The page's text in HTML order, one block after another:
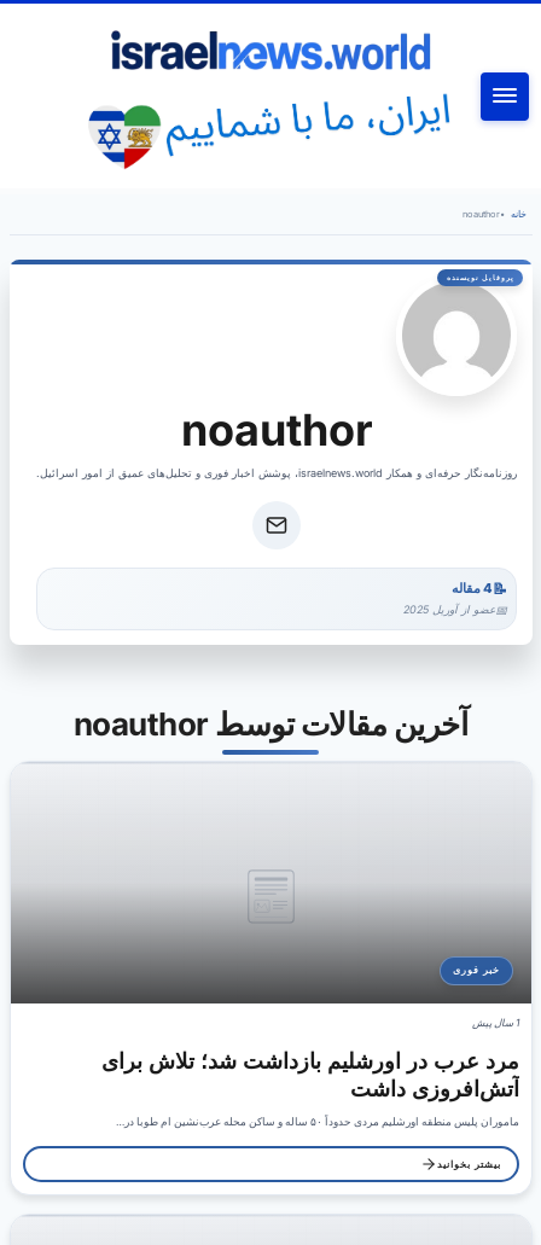
خانه •
noauthor
noauthor
روزنامه‌نگار حرفه‌ای و همکار israelnews.world، پوشش اخبار فوری و تحلیل‌های عمیق از امور اسرائیل.
4 مقاله
عضو از آوریل 2025
آخرین مقالات توسط noauthor
خبر فوری
1 سال پیش
مرد عرب در اورشلیم بازداشت شد؛ تلاش برای
آتش‌افروزی داشت
ماموران پلیس منطقه اورشلیم مردی حدوداً ۵۰ ساله و ساکن محله عرب‌نشین ام طوبا در…
بیشتر بخوانید